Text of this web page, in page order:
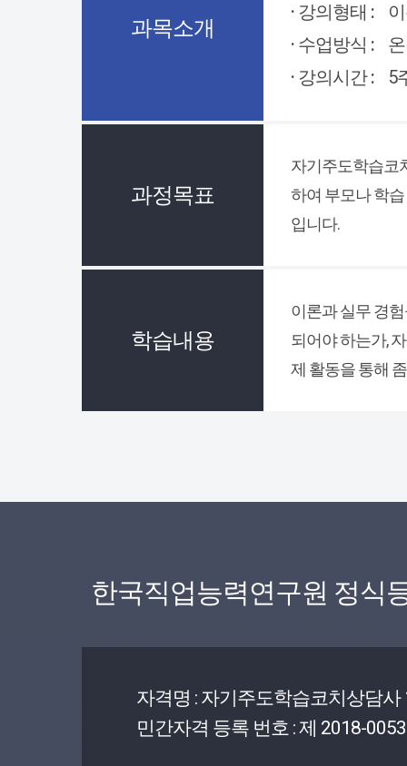
과목소개
· 강의형태 :
· 수업방식 :
· 강의시간 :
5
과정목표
자기주도학습코
하여 부모나 학
입니다.
학습내용
이론과 실무 경
되어야 하는가,
제 활동을 통해
한국직업능력연구원 정식
자격명 : 자기주도학습코치상담사
민간자격 등록 번호 : 제 2018-